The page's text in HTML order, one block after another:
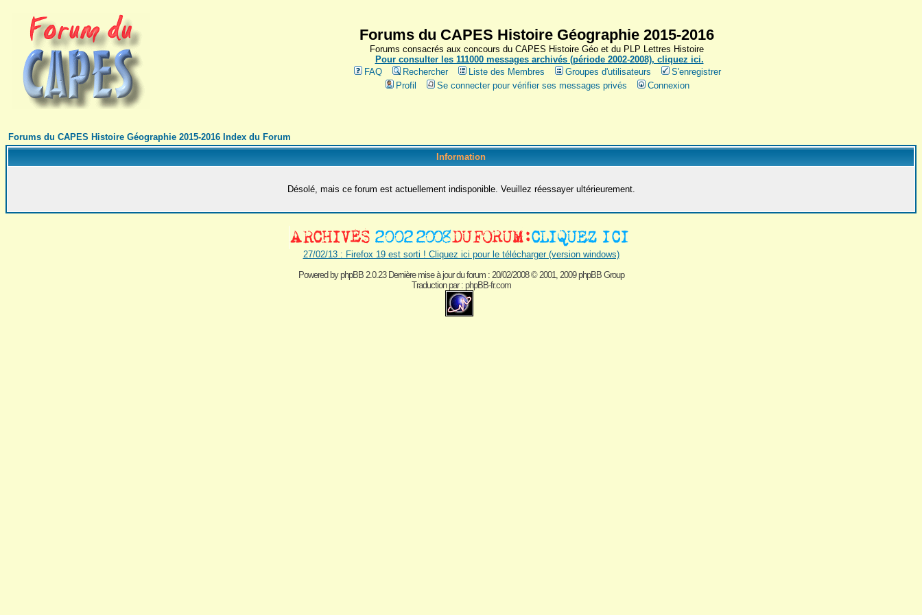
Forums du CAPES Histoire Géographie 2015-2016
Forums consacrés aux concours du CAPES Histoire Géo et du PLP Lettres Histoire
Pour consulter les 111000 messages archivés (période 2002-2008), cliquez ici.
FAQ
Rechercher Liste des Membres Groupes d'utilisateurs
S'enregistrer
Profil
Se connecter pour vérifier ses messages privés Connexion
Forums du CAPES Histoire Géographie 2015-2016 Index du Forum
Information
Désolé, mais ce forum est actuellement indisponible. Veuillez réessayer ultérieurement.
27/02/13 : Firefox 19 est sorti ! Cliquez ici pour le télécharger (version windows)
Powered byphpBB 2.0.23 Dernière mise à jour du forum : 20/02/2008© 2001, 2009 phpBB Group
Traduction par : phpBB-fr.com